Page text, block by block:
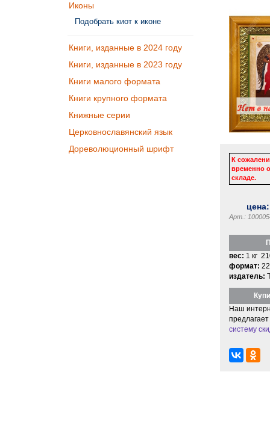
Иконы
Подобрать киот к иконе
Книги, изданные в 2024 году
Книги, изданные в 2023 году
Книги малого формата
Книги крупного формата
Книжные серии
Церковнославянский язык
Дореволюционный шрифт
К
временно
складе.
Арт.:
вес: 1 кг
формат:
издатель:
Наш
систему